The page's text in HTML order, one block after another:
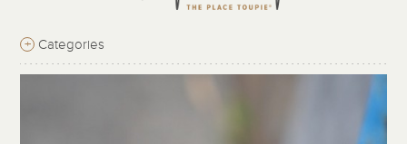
+ Categories